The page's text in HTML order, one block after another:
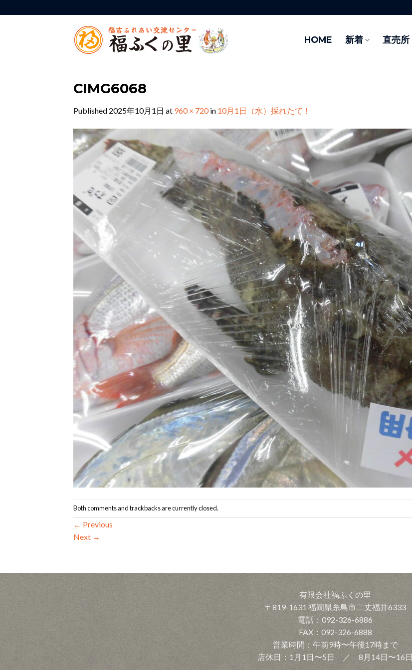
to
HOME 新着 直売所
CIMG6068
Published 2025年10月1日 at 960 × 720in 10月1日（水）採れたて！
Both comments and trackbacks are currently closed.
← Previous
Next →
有限会社福ふくの里
〒819-1631 福岡県糸島市二丈福井6333
電話：092-326-6886
FAX：092-326-6888
営業時間：午前9時〜午後17時まで
店休日：1月1日〜5日 ／ 8月14日〜16日